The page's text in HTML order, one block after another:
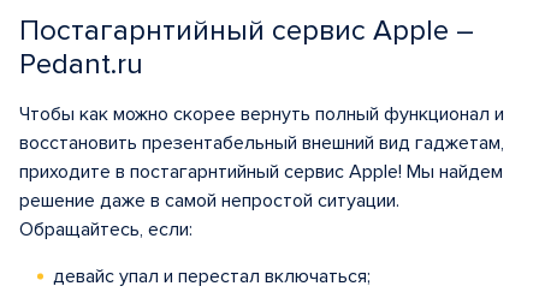
Постагарнтийный сервис Apple –
Pedant.ru
Чтобы как можно скорее вернуть полный функционал и
восстановить презентабельный внешний вид гаджетам,
приходите в постагарнтийный сервис Apple! Мы найдем
решение даже в самой непростой ситуации.
Обращайтесь, если:
девайс упал и перестал включаться;